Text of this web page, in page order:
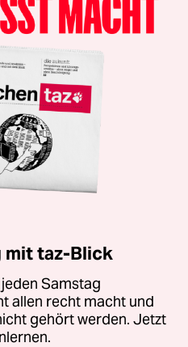
mit taz-Blick
Samstag
allen recht macht und
gehört werden. Jetzt